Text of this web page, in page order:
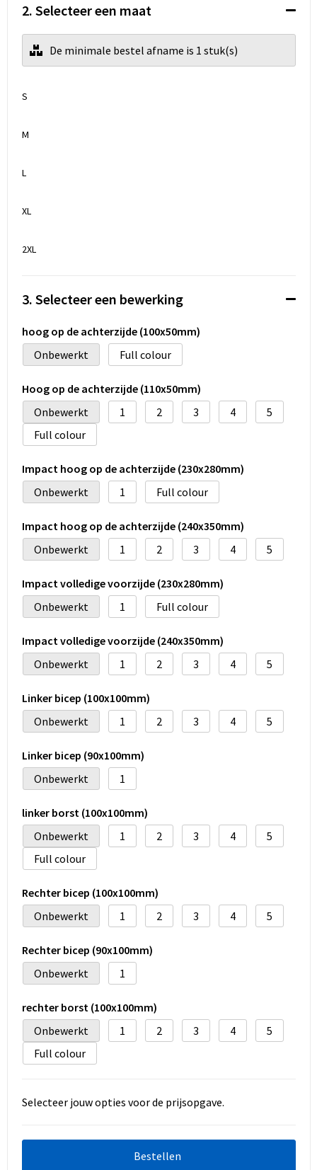
2. Selecteer een maat
De minimale bestel afname is 1 stuk(s)
S
M
L
XL
2XL
3. Selecteer een bewerking
hoog op de achterzijde (100x50mm)
Onbewerkt
Full colour
Hoog op de achterzijde (110x50mm)
Onbewerkt
1 2 3 4
5
Full colour
Impact hoog op de achterzijde (230x280mm)
Onbewerkt
1 Full colour
Impact hoog op de achterzijde (240x350mm)
Onbewerkt
1 2 3 4 5
Impact volledige voorzijde (230x280mm)
Onbewerkt
1 Full colour
Impact volledige voorzijde (240x350mm)
Onbewerkt
1 2 3 4 5
Linker bicep (100x100mm)
Onbewerkt
1 2 3 4 5
Linker bicep (90x100mm)
Onbewerkt
1
linker borst (100x100mm)
Onbewerkt
1 2 3 4
5
Full colour
Rechter bicep (100x100mm)
Onbewerkt
1 2 3 4 5
Rechter bicep (90x100mm)
Onbewerkt
1
rechter borst (100x100mm)
Onbewerkt
1 2 3 4
5
Full colour
Selecteer jouw opties voor de prijsopgave.
Bestellen